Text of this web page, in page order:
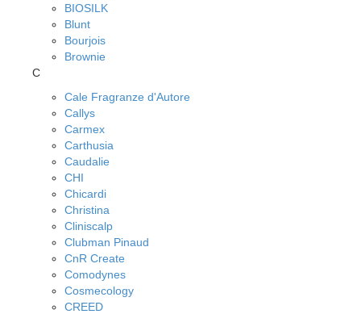
BIOSILK
Blunt
Bourjois
Brownie
C
Cale Fragranze d'Autore
Callys
Carmex
Carthusia
Caudalie
CHI
Chicardi
Christina
Cliniscalp
Clubman Pinaud
CnR Create
Comodynes
Cosmecology
CREED